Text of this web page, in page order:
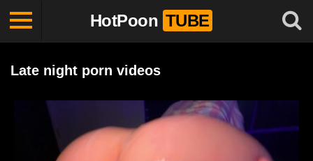
HotPoon TUBE
Late night porn videos